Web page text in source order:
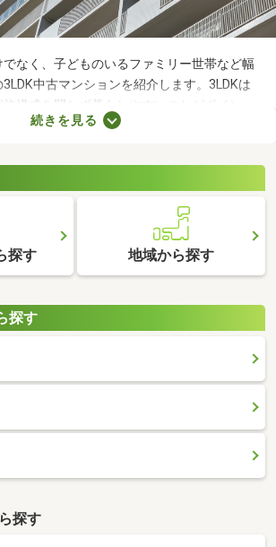
なく、子どものいるファミリー世帯など幅
中古マンションを紹介します。3LDKは
構成を問わず暮らしやすいことがポイン
・書斎など、家族の希望にあわせて使い方を
きるでしょう。
続きを見る
探す 地域から探す
探す
探す